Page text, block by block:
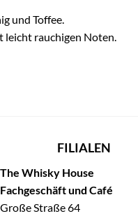
und Toffee.
leicht rauchigen Noten.
FILIALEN
The Whisky House
Fachgeschäft und Café
Große Straße 64